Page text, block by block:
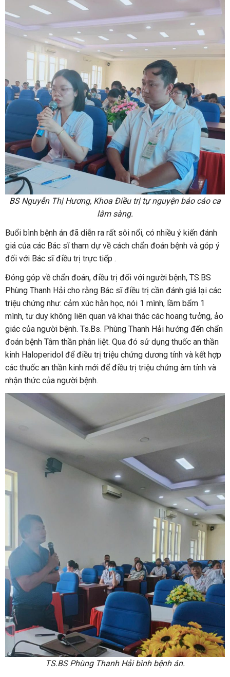
BS Nguyễn Thị Hương, Khoa Điều trị tự nguyện báo cáo ca
lâm sàng.
Buổi bình bệnh án đã diễn ra rất sôi nổi, có nhiều ý kiến đánh
giá của các Bác sĩ tham dự về cách chẩn đoán bệnh và góp ý
đối với Bác sĩ điều trị trực tiếp .
Đóng góp về chẩn đoán, điều trị đối với người bệnh, TS.BS
Phùng Thanh Hải cho rằng Bác sĩ điều trị cần đánh giá lại các
triệu chứng như: cảm xúc hằn học, nói 1 mình, lầm bẩm 1
mình, tư duy không liên quan và khai thác các hoang tưởng, ảo
giác của người bệnh. Ts.Bs. Phùng Thanh Hải hướng đến chẩn
đoán bệnh Tâm thần phân liệt. Qua đó sử dụng thuốc an thần
kinh Haloperidol để điều trị triệu chứng dương tính và kết hợp
các thuốc an thần kinh mới để điều trị triệu chứng âm tính và
nhận thức của người bệnh.
TS.BS Phùng Thanh Hải bình bệnh án.